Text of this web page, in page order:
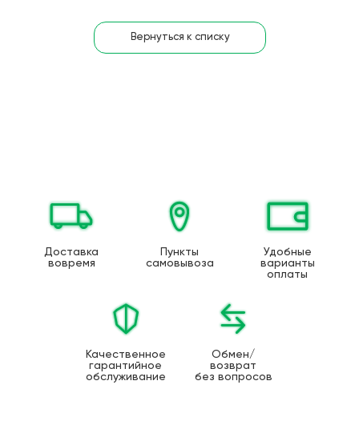
Вернуться к списку
Доставка
вовремя
Пункты
самовывоза
Удобные
варианты
оплаты
Качественное
гарантийное
обслуживание
Обмен/
возврат
без вопросов